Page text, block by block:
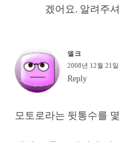
겠어요. 알려주
엘크
2008년 12월 21일
Reply
모토로라는 뒷통수를